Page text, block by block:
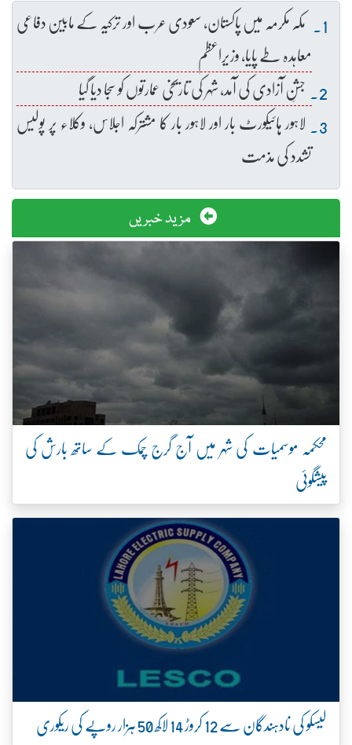
مکہ مکرمہ میں پاکستان، سعودی عرب اور ترکیہ کے مابین دفاعی
معاہدہ طے پایا، وزیراعظم
جشنِ آزادی کی آمد، شہر کی تاریخی عمارتوں کو سجا دیا گیا
لاہور ہائیکورٹ بار اور لاہور بار کا مشترکہ اجلاس، وکلاء پر پولیس
تشدد کی مذمت
مزید خبریں
محکمہ موسمیات کی شہر میں آج گرج چمک کے ساتھ بارش کی
پیشگوئی
لیسکو کی نادہندگان سے 12 کروڑ 14 لاکھ 50 ہزار روپے کی ریکوری